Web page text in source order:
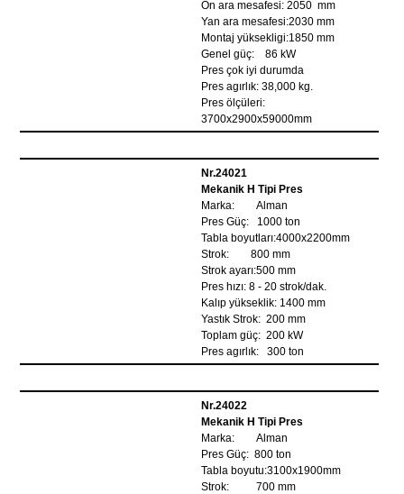
Ön ara mesafesi: 2050 mm
Yan ara mesafesi:2030 mm
Montaj yüksekligi:1850 mm
Genel güç: 86 kW
Pres çok iyi durumda
Pres agırlık: 38,000 kg.
Pres ölçüleri:
3700x2900x59000mm
Nr.24021
Mekanik H Tipi Pres
Marka: Alman
Pres Güç: 1000 ton
Tabla boyutları:4000x2200mm
Strok: 800 mm
Strok ayarı:500 mm
Pres hızı: 8 - 20 strok/dak.
Kalıp yükseklik: 1400 mm
Yastık Strok: 200 mm
Toplam güç: 200 kW
Pres agırlık: 300 ton
Nr.24022
Mekanik H Tipi Pres
Marka: Alman
Pres Güç: 800 ton
Tabla boyutu:3100x1900mm
Strok: 700 mm